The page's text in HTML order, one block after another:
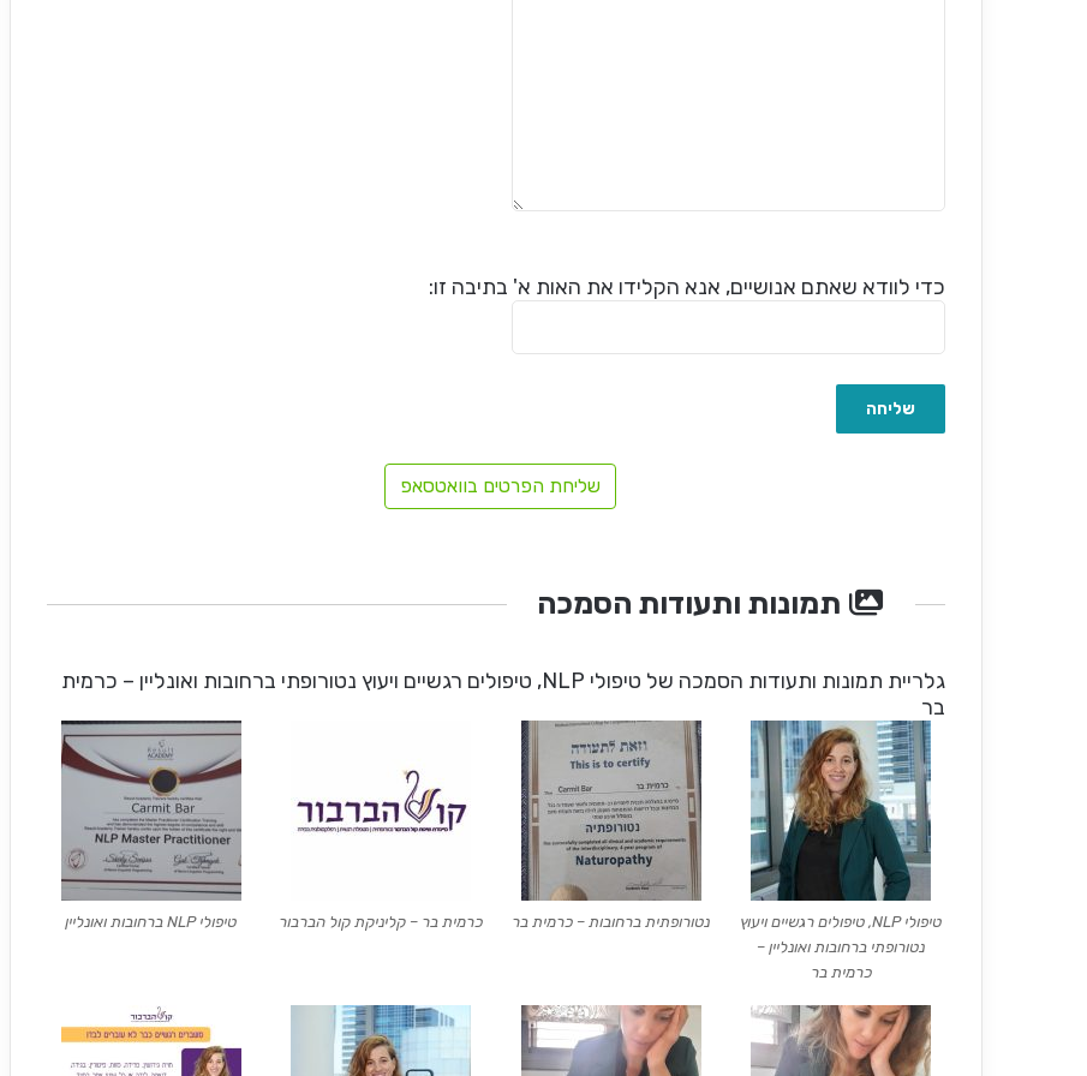
כדי לוודא שאתם אנושיים, אנא הקלידו את האות א' בתיבה זו:
שליחת הפרטים בוואטסאפ
תמונות ותעודות הסמכה
גלריית תמונות ותעודות הסמכה של טיפולי NLP, טיפולים רגשיים ויעוץ נטורופתי ברחובות ואונליין – כרמית
בר
טיפולי NLP, טיפולים רגשיים ויעוץ
נטורופתי ברחובות ואונליין –
כרמית בר
נטורופתית ברחובות – כרמית בר כרמית בר – קליניקת קול הברבור טיפולי NLP ברחובות ואונליין